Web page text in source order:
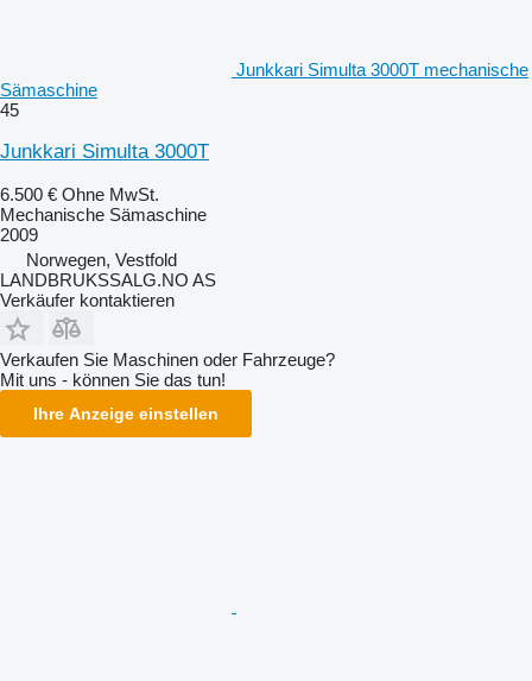
Junkkari Simulta 3000T mechanische
Sämaschine
45
Junkkari Simulta 3000T
6.500 € Ohne MwSt.
Mechanische Sämaschine
2009
Norwegen, Vestfold
LANDBRUKSSALG.NO AS
Verkäufer kontaktieren
Verkaufen Sie Maschinen oder Fahrzeuge?
Mit uns - können Sie das tun!
Ihre Anzeige einstellen